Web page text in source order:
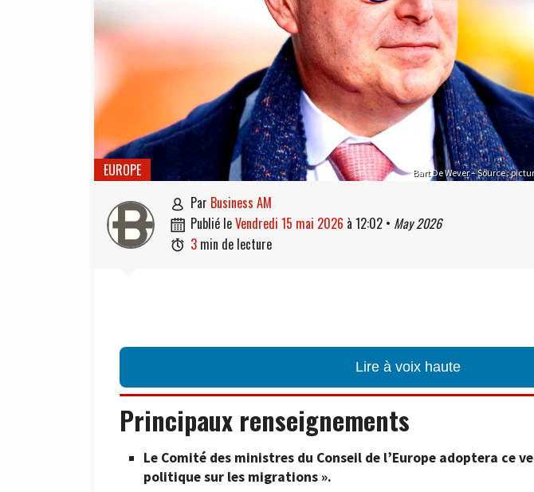
Bart De Wever – Source :
EUROPE
 par Business AM
 publié le vendredi 15 mai 2026 à 12:02 • May 2026
 3 min de lecture
Lire à voix haute
Principaux renseignements
Le Comité des ministres du Conseil de l’Europe adoptera ce
politique sur les migrations ».